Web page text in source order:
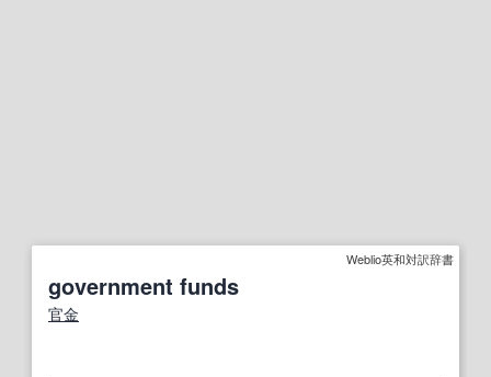
Weblio英和対訳辞書
government funds
官金